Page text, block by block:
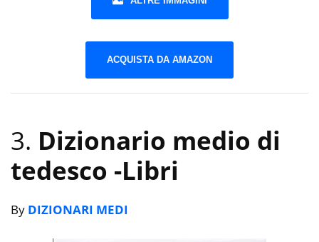
ACQUISTA DA AMAZON
3. Dizionario medio di
tedesco -Libri
By DIZIONARI MEDI